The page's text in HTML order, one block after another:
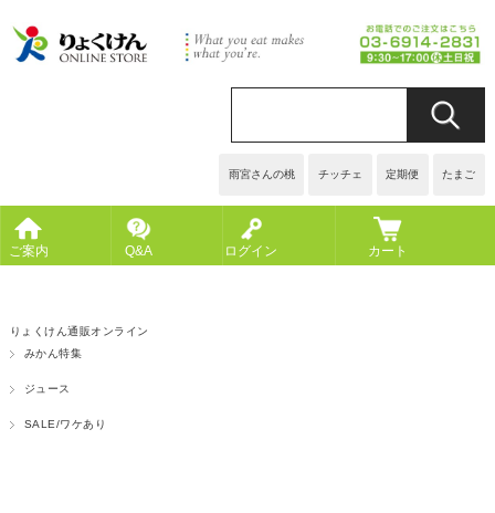
雨宮さんの桃 チッチェ 定期便 たまご
ご案内 Q&A ログイン カート
りょくけん通販オンライン
みかん特集
ジュース
SALE/ワケあり